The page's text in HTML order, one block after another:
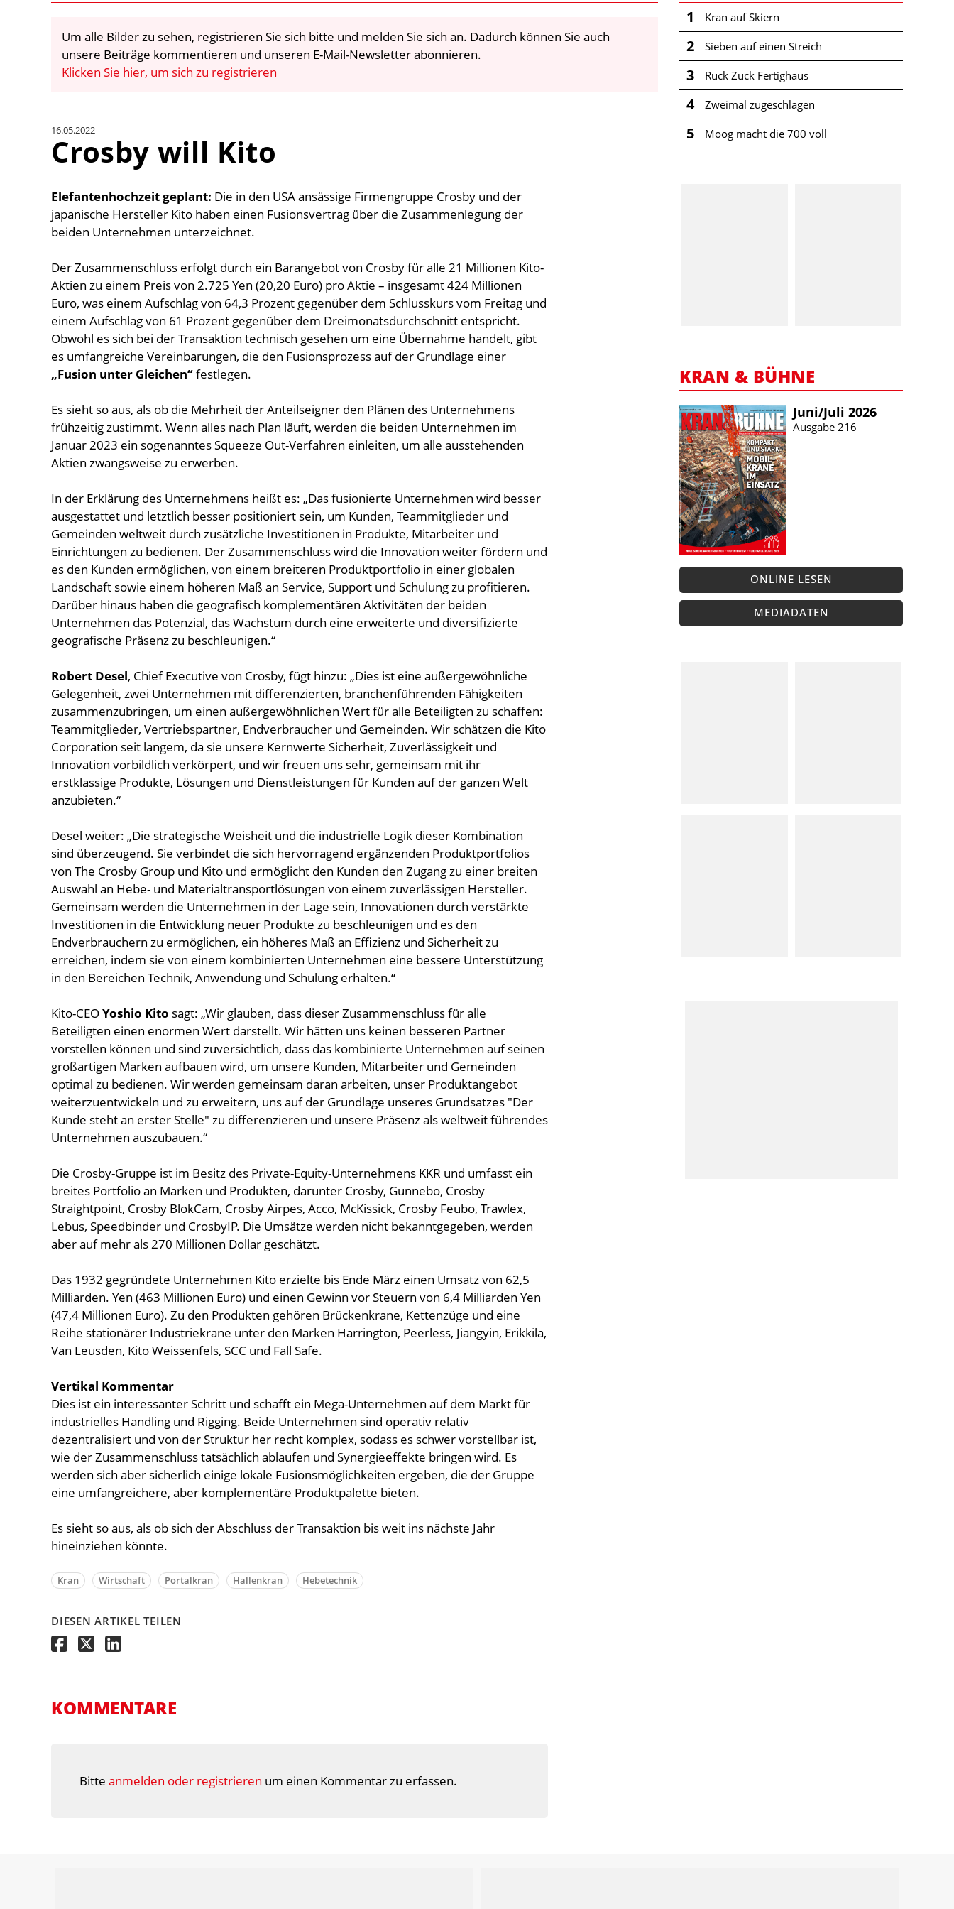
Um alle Bilder zu sehen, registrieren Sie sich bitte und melden Sie sich an. Dadurch können Sie auch
unsere Beiträge kommentieren und unseren E-Mail-Newsletter abonnieren.
Klicken Sie hier, um sich zu registrieren
16.05.2022
Crosby will Kito
Elefantenhochzeit geplant: Die in den USA ansässige Firmengruppe Crosby und der
japanische Hersteller Kito haben einen Fusionsvertrag über die Zusammenlegung der
beiden Unternehmen unterzeichnet.
Der Zusammenschluss erfolgt durch ein Barangebot von Crosby für alle 21 Millionen Kito-
Aktien zu einem Preis von 2.725 Yen (20,20 Euro) pro Aktie – insgesamt 424 Millionen
Euro, was einem Aufschlag von 64,3 Prozent gegenüber dem Schlusskurs vom Freitag und
einem Aufschlag von 61 Prozent gegenüber dem Dreimonatsdurchschnitt entspricht.
Obwohl es sich bei der Transaktion technisch gesehen um eine Übernahme handelt, gibt
es umfangreiche Vereinbarungen, die den Fusionsprozess auf der Grundlage einer
„Fusion unter Gleichen“festlegen.
Es sieht so aus, als ob die Mehrheit der Anteilseigner den Plänen des Unternehmens
frühzeitig zustimmt. Wenn alles nach Plan läuft, werden die beiden Unternehmen im
Januar 2023 ein sogenanntes Squeeze Out-Verfahren einleiten, um alle ausstehenden
Aktien zwangsweise zu erwerben.
In der Erklärung des Unternehmens heißt es: „Das fusionierte Unternehmen wird besser
ausgestattet und letztlich besser positioniert sein, um Kunden, Teammitglieder und
Gemeinden weltweit durch zusätzliche Investitionen in Produkte, Mitarbeiter und
Einrichtungen zu bedienen. Der Zusammenschluss wird die Innovation weiter fördern und
es den Kunden ermöglichen, von einem breiteren Produktportfolio in einer globalen
Landschaft sowie einem höheren Maß an Service, Support und Schulung zu profitieren.
Darüber hinaus haben die geografisch komplementären Aktivitäten der beiden
Unternehmen das Potenzial, das Wachstum durch eine erweiterte und diversifizierte
geografische Präsenz zu beschleunigen.“
Robert Desel, Chief Executive von Crosby, fügt hinzu: „Dies ist eine außergewöhnliche
Gelegenheit, zwei Unternehmen mit differenzierten, branchenführenden Fähigkeiten
zusammenzubringen, um einen außergewöhnlichen Wert für alle Beteiligten zu schaffen:
Teammitglieder, Vertriebspartner, Endverbraucher und Gemeinden. Wir schätzen die Kito
Corporation seit langem, da sie unsere Kernwerte Sicherheit, Zuverlässigkeit und
Innovation vorbildlich verkörpert, und wir freuen uns sehr, gemeinsam mit ihr
erstklassige Produkte, Lösungen und Dienstleistungen für Kunden auf der ganzen Welt
anzubieten.“
Desel weiter: „Die strategische Weisheit und die industrielle Logik dieser Kombination
sind überzeugend. Sie verbindet die sich hervorragend ergänzenden Produktportfolios
von The Crosby Group und Kito und ermöglicht den Kunden den Zugang zu einer breiten
Auswahl an Hebe- und Materialtransportlösungen von einem zuverlässigen Hersteller.
Gemeinsam werden die Unternehmen in der Lage sein, Innovationen durch verstärkte
Investitionen in die Entwicklung neuer Produkte zu beschleunigen und es den
Endverbrauchern zu ermöglichen, ein höheres Maß an Effizienz und Sicherheit zu
erreichen, indem sie von einem kombinierten Unternehmen eine bessere Unterstützung
in den Bereichen Technik, Anwendung und Schulung erhalten.“
Kito-CEOYoshio Kito sagt: „Wir glauben, dass dieser Zusammenschluss für alle
Beteiligten einen enormen Wert darstellt. Wir hätten uns keinen besseren Partner
vorstellen können und sind zuversichtlich, dass das kombinierte Unternehmen auf seinen
großartigen Marken aufbauen wird, um unsere Kunden, Mitarbeiter und Gemeinden
optimal zu bedienen. Wir werden gemeinsam daran arbeiten, unser Produktangebot
weiterzuentwickeln und zu erweitern, uns auf der Grundlage unseres Grundsatzes "Der
Kunde steht an erster Stelle" zu differenzieren und unsere Präsenz als weltweit führendes
Unternehmen auszubauen.“
Die Crosby-Gruppe ist im Besitz des Private-Equity-Unternehmens KKR und umfasst ein
breites Portfolio an Marken und Produkten, darunter Crosby, Gunnebo, Crosby
Straightpoint, Crosby BlokCam, Crosby Airpes, Acco, McKissick, Crosby Feubo, Trawlex,
Lebus, Speedbinder und CrosbyIP. Die Umsätze werden nicht bekanntgegeben, werden
aber auf mehr als 270 Millionen Dollar geschätzt.
Das 1932 gegründete Unternehmen Kito erzielte bis Ende März einen Umsatz von 62,5
Milliarden. Yen (463 Millionen Euro) und einen Gewinn vor Steuern von 6,4 Milliarden Yen
(47,4 Millionen Euro). Zu den Produkten gehören Brückenkrane, Kettenzüge und eine
Reihe stationärer Industriekrane unter den Marken Harrington, Peerless, Jiangyin, Erikkila,
Van Leusden, Kito Weissenfels, SCC und Fall Safe.
Vertikal Kommentar
Dies ist ein interessanter Schritt und schafft ein Mega-Unternehmen auf dem Markt für
industrielles Handling und Rigging. Beide Unternehmen sind operativ relativ
dezentralisiert und von der Struktur her recht komplex, sodass es schwer vorstellbar ist,
wie der Zusammenschluss tatsächlich ablaufen und Synergieeffekte bringen wird. Es
werden sich aber sicherlich einige lokale Fusionsmöglichkeiten ergeben, die der Gruppe
eine umfangreichere, aber komplementäre Produktpalette bieten.
Es sieht so aus, als ob sich der Abschluss der Transaktion bis weit ins nächste Jahr
hineinziehen könnte.
Kran Wirtschaft Portalkran Hallenkran Hebetechnik
DIESEN ARTIKEL TEILEN
KOMMENTARE
Bitte anmelden oder registrieren um einen Kommentar zu erfassen.
1 Kran auf Skiern
2 Sieben auf einen Streich
3 Ruck Zuck Fertighaus
4 Zweimal zugeschlagen
5 Moog macht die 700 voll
KRAN & BÜHNE
Juni/​Juli 2026
Ausgabe 216
ONLINE LESEN
MEDIADATEN